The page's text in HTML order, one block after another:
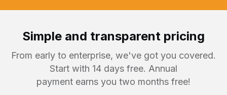
Simple and transparent pricing
From early to enterprise, we've got you covered.
Start with 14 days free. Annual
payment earns you two months free!